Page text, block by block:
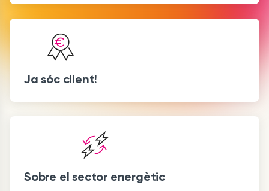
Ja sóc client!
Sobre el sector energètic